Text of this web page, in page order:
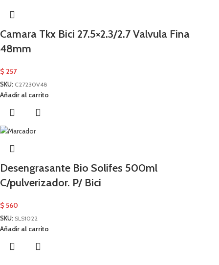
Camara Tkx Bici 27.5×2.3/2.7 Valvula Fina
48mm
$ 257
SKU: C27230V48
Añadir al carrito
Desengrasante Bio Solifes 500ml
C/pulverizador. P/ Bici
$ 560
SKU: SLS1022
Añadir al carrito